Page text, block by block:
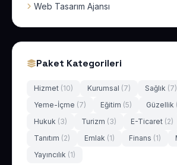
Web Tasarım Ajansı
Paket Kategorileri
Hizmet (10) Kurumsal (7) Sağlık (7)
Yeme-İçme (7) Eğitim (5) Güzellik
Hukuk (3) Turizm (3) E-Ticaret (2)
Tanıtım (2) Emlak (1) Finans (1)
Yayıncılık (1)